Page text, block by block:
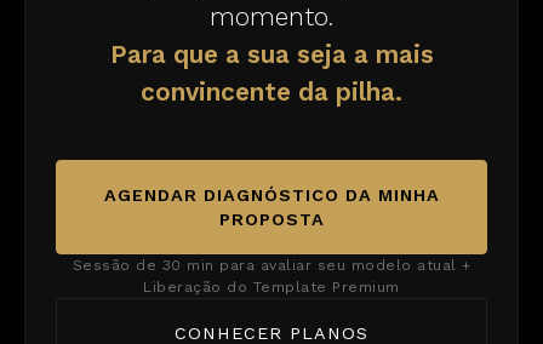
momento.
Para que a sua seja a mais
convincente da pilha.
AGENDAR DIAGNÓSTICO DA MINHA
PROPOSTA
Sessão de 30 min para avaliar seu modelo atual +
Liberação do Template Premium
CONHECER PLANOS